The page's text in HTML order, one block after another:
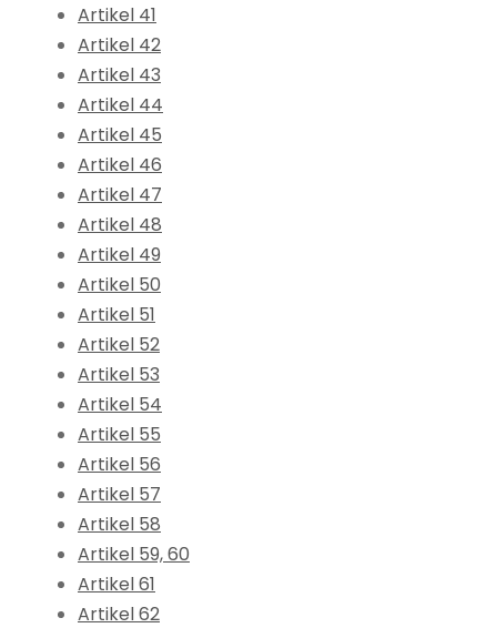
Artikel 41
Artikel 42
Artikel 43
Artikel 44
Artikel 45
Artikel 46
Artikel 47
Artikel 48
Artikel 49
Artikel 50
Artikel 51
Artikel 52
Artikel 53
Artikel 54
Artikel 55
Artikel 56
Artikel 57
Artikel 58
Artikel 59, 60
Artikel 61
Artikel 62